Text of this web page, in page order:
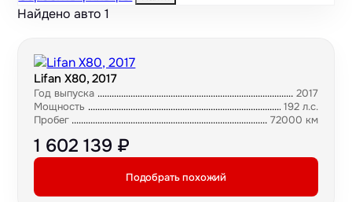
Найдено авто1
Lifan X80, 2017
Год выпуска
2017
Мощность
192 л.с.
Пробег
72000 км
1 602 139 ₽
Подобрать похожий